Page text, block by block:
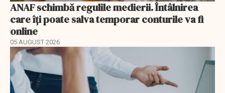
ANAF schimbă regulile medierii. Întâlnirea
care îți poate salva temporar conturile va fi
online
05 AUGUST 2026